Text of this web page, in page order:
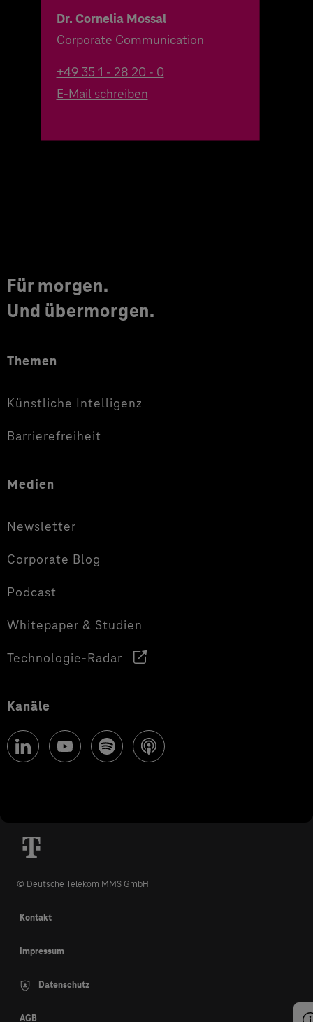
Dr. Cornelia Mossal
Corporate Communication
+49 35 1 - 28 20 - 0
E-Mail schreiben
Für morgen.
Und übermorgen.
Themen
Künstliche Intelligenz
Barrierefreiheit
Medien
Newsletter
Corporate Blog
Podcast
Whitepaper & Studien
Technologie-Radar
Kanäle
© Deutsche Telekom MMS GmbH
Kontakt
Impressum
Datenschutz
AGB